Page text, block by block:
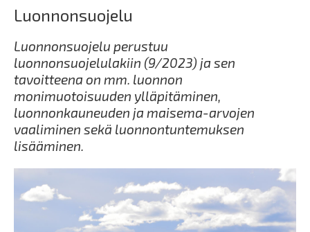
Luonnonsuojelu
Luonnonsuojelu perustuu
luonnonsuojelulakiin (9/2023) ja sen
tavoitteena on mm. luonnon
monimuotoisuuden ylläpitäminen,
luonnonkauneuden ja maisema-arvojen
vaaliminen sekä luonnontuntemuksen
lisääminen.